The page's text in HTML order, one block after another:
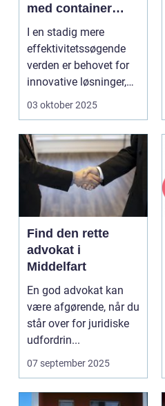
med container
tilter
I en stadig mere
effektivitetssøgende
verden er behovet for
innovative løsninger,
der ...
03 oktober 2025
Find den rette
advokat i
Middelfart
En god advokat kan
være afgørende, når du
står over for juridiske
udfordrin...
07 september 2025